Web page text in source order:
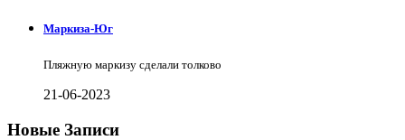
Маркиза-Юг
Пляжную маркизу сделали толково
21-06-2023
Новые Записи